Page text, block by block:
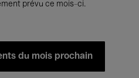
prévu ce mois-ci.
du mois prochain